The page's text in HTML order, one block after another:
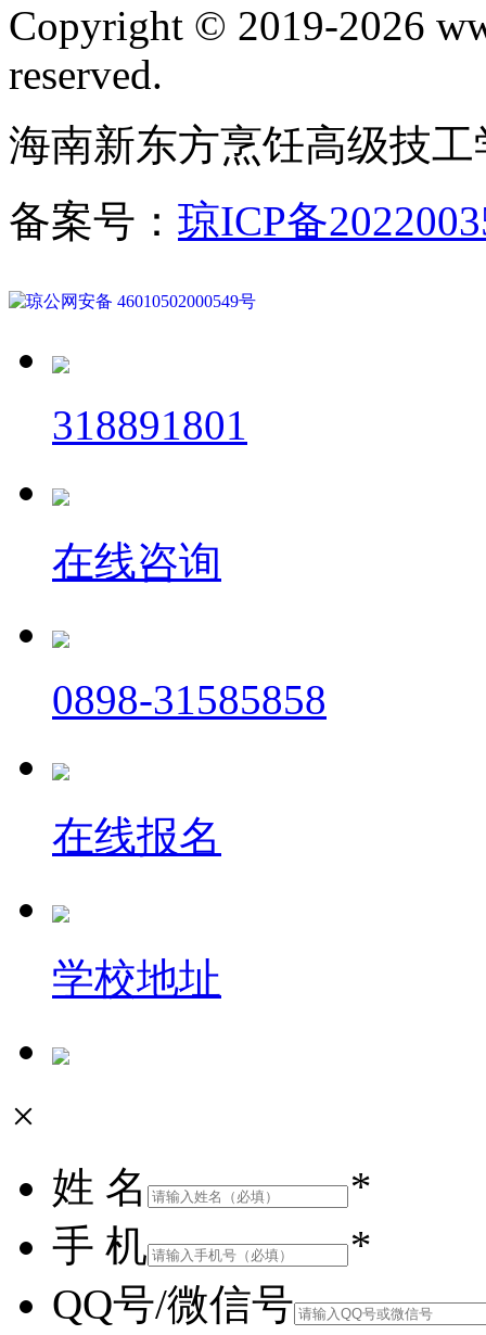
Copyright © 2019-2026
reserved.
海南新东方烹饪高级技
备案号： 琼ICP备
琼公网安备 46010502000549号
318891801
在线咨询
0898-31585858
在线报名
学校地址
×
姓 名
*
手 机
*
QQ号/微信号